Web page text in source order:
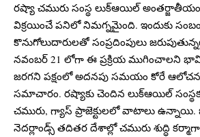
రష్యా చమురు సంస్థ లుక్ఆయిల్
విక్రయించే పనిలో నిమగ్నమైంది. ఇందుకు
కొనుగోలుదారులతో సంప్రదింపులు
నవంబర్ 21 లోగా ఈ ప్రక్రియ ముగించాలని
జరగని పక్షంలో అదనపు సమయం కోరే
సమాచారం. రష్యాకు చెందిన లుక్ఆయిల్
చమురు, గ్యాస్ ప్రాజెక్టులలో వాటాలు
నెదర్లాండ్స్ తదితర దేశాల్లో చమురు శుద్ధి